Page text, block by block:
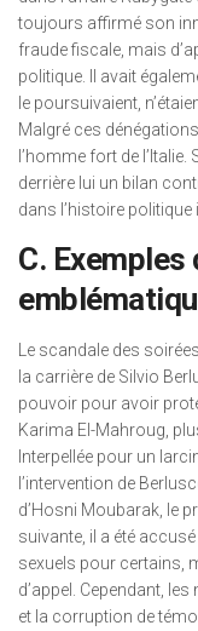
toujours affirmé son
fraude fiscale, mais
politique. Il avait
le poursuivaient,
Malgré ces
l’homme fort de
derrière lui un bilan
dans l’histoire politique
C. Exemples
Le scandale des
la carrière de Silvio
pouvoir pour avoir
Karima El-Mahroug,
Interpellée pour un
l’intervention de
d’Hosni Moubarak, le
suivante, il a été
sexuels pour certains,
d’appel. Cependant,
et la corruption de